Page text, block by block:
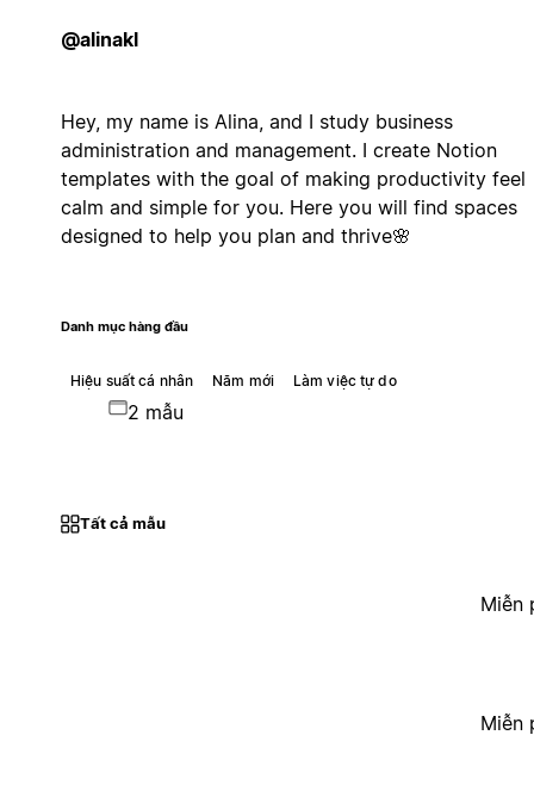
@alinakl
Hey, my name is Alina, and I study business
administration and management. I create Notion
templates with the goal of making productivity feel
calm and simple for you. Here you will find spaces
designed to help you plan and thrive🌸
Danh mục hàng đầu
Hiệu suất cá nhân Năm mới Làm việc tự do
2 mẫu
Tất cả mẫu
Miễn
Miễn